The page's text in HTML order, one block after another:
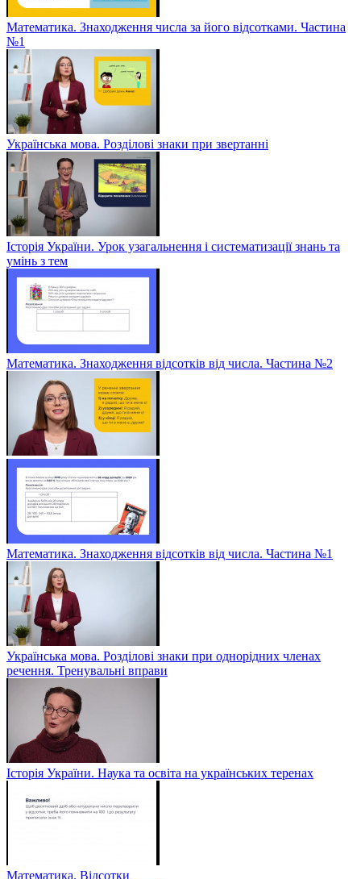
Математика. Знаходження числа за його відсотками. Частина
№1
Українська мова. Розділові знаки при звертанні
Історія України. Урок узагальнення і систематизації знань та
умінь з тем
Математика. Знаходження відсотків від числа. Частина №2
Математика. Знаходження відсотків від числа. Частина №1
Українська мова. Розділові знаки при однорідних членах
речення. Тренувальні вправи
Історія України. Наука та освіта на українських теренах
Математика. Відсотки